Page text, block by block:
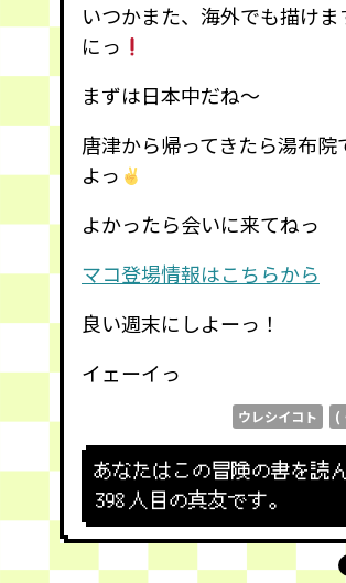
いつかまた、海外でも描けま
にっ
まずは日本中だね〜
唐津から帰ってきたら湯布院
よっ
よかったら会いに来てねっ
マコ登場情報はこちらから
良い週末にしよーっ！
イェーイっ
ウレシイコト (
あなたはこの冒険の書を読
398 人目の真友です。